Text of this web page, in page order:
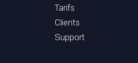
Tarifs
Clients
Support